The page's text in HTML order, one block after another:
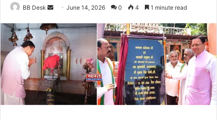
BB Desk
n
d
a
n
e
m
a
June 14, 2026 0 4 1 minute read